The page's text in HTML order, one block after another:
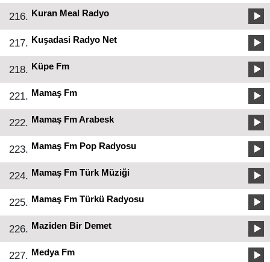
216. Kuran Meal Radyo
217. Kuşadasi Radyo Net
218. Küpe Fm
221. Mamaş Fm
222. Mamaş Fm Arabesk
223. Mamaş Fm Pop Radyosu
224. Mamaş Fm Türk Müziği
225. Mamaş Fm Türkü Radyosu
226. Maziden Bir Demet
227. Medya Fm